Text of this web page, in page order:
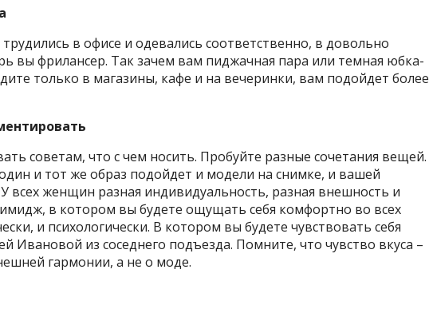
в офисе и одевались соответственно, в довольно
вы фрилансер. Так зачем вам пиджачная пара или темная юбка-
только в магазины, кафе и на вечеринки, вам подойдет более
советам, что с чем носить. Пробуйте разные сочетания вещей.
и тот же образ подойдет и модели на снимке, и вашей
всех женщин разная индивидуальность, разная внешность и
в котором вы будете ощущать себя комфортно во всех
и психологически. В котором вы будете чувствовать себя
Ивановой из соседнего подъезда. Помните, что чувство вкуса –
гармонии, а не о моде.